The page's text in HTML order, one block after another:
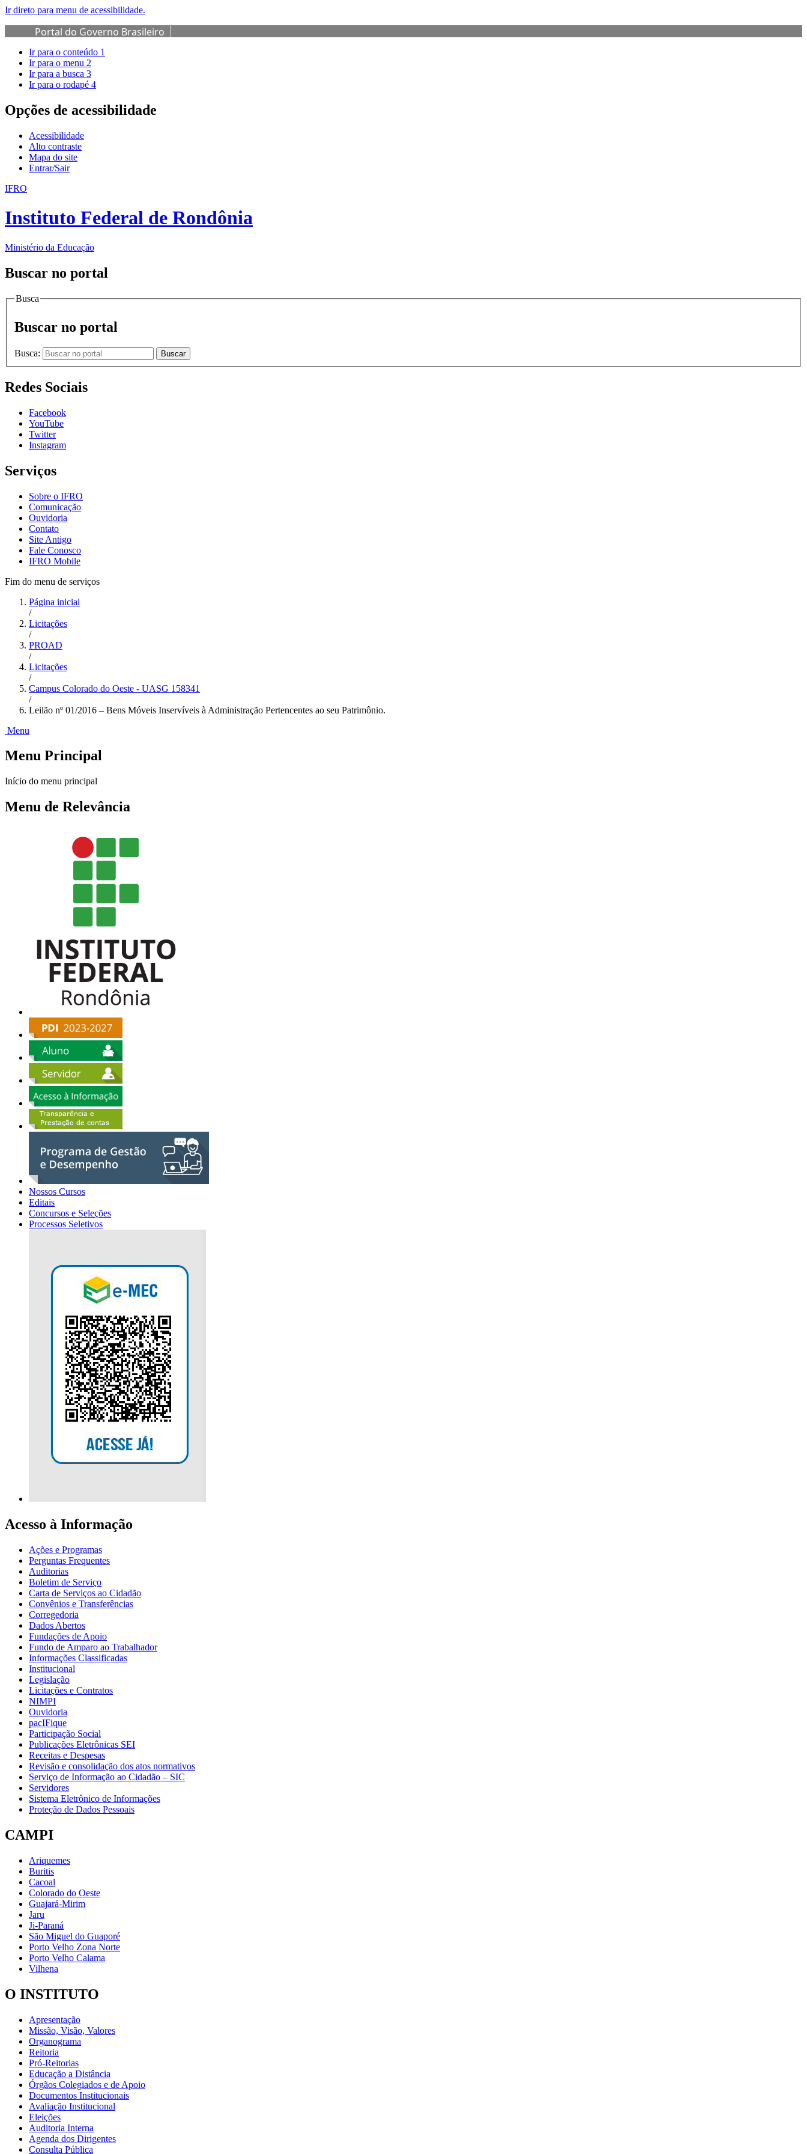
Ir direto para menu de acessibilidade.
Portal do Governo Brasileiro
Ir para o conteúdo 1
Ir para o menu 2
Ir para a busca 3
Ir para o rodapé 4
Opções de acessibilidade
Acessibilidade
Alto contraste
Mapa do site
Entrar/Sair
IFRO
Instituto Federal de Rondônia
Ministério da Educação
Buscar no portal
Busca
Buscar no portal
Busca: Buscar
Redes Sociais
Facebook
YouTube
Twitter
Instagram
Serviços
Sobre o IFRO
Comunicação
Ouvidoria
Contato
Site Antigo
Fale Conosco
IFRO Mobile
Fim do menu de serviços
Página inicial
/
Licitações
/
PROAD
/
Licitações
/
Campus Colorado do Oeste - UASG 158341
/
Leilão nº 01/2016 – Bens Móveis Inservíveis à Administração Pertencentes ao seu Patrimônio.
Menu
Menu Principal
Início do menu principal
Menu de Relevância
Nossos Cursos
Editais
Concursos e Seleções
Processos Seletivos
Acesso à Informação
Ações e Programas
Perguntas Frequentes
Auditorias
Boletim de Serviço
Carta de Serviços ao Cidadão
Convênios e Transferências
Corregedoria
Dados Abertos
Fundações de Apoio
Fundo de Amparo ao Trabalhador
Informações Classificadas
Institucional
Legislação
Licitações e Contratos
NIMPI
Ouvidoria
pacIFique
Participação Social
Publicações Eletrônicas SEI
Receitas e Despesas
Revisão e consolidação dos atos normativos
Serviço de Informação ao Cidadão – SIC
Servidores
Sistema Eletrônico de Informações
Proteção de Dados Pessoais
CAMPI
Ariquemes
Buritis
Cacoal
Colorado do Oeste
Guajará-Mirim
Jaru
Ji-Paraná
São Miguel do Guaporé
Porto Velho Zona Norte
Porto Velho Calama
Vilhena
O INSTITUTO
Apresentação
Missão, Visão, Valores
Organograma
Reitoria
Pró-Reitorias
Educação a Distância
Órgãos Colegiados e de Apoio
Documentos Institucionais
Avaliação Institucional
Eleições
Auditoria Interna
Agenda dos Dirigentes
Consulta Pública